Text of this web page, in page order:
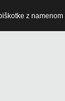
z